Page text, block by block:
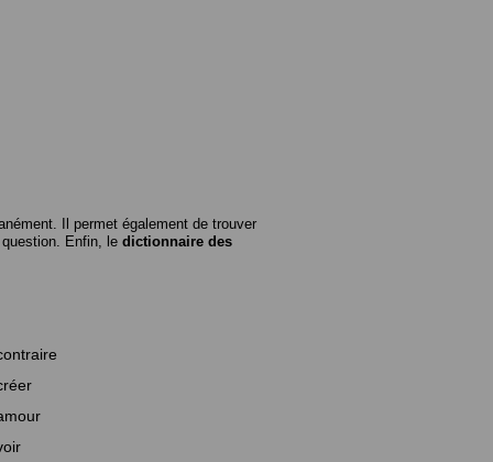
Il permet également de trouver
Enfin, le dictionnaire des